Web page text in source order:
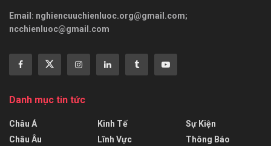
Email: nghiencuuchienluoc.org@gmail.com;
ncchienluoc@gmail.com
Danh mục tin tức
Châu Á
Châu Âu
Kinh Tế
Lĩnh Vực
Sự Kiện
Thông Báo